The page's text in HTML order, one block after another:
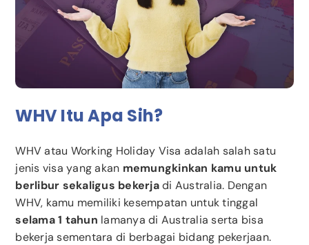
WHV Itu Apa Sih?
WHV atau Working Holiday Visa adalah salah satu
jenis visa yang akan memungkinkan kamu untuk
berlibur sekaligus bekerjadi Australia. Dengan
WHV, kamu memiliki kesempatan untuk tinggal
selama 1 tahun lamanya di Australia serta bisa
bekerja sementara di berbagai bidang pekerjaan.